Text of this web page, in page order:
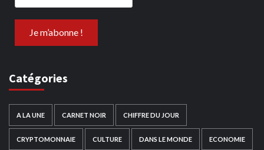
Catégories
A LA UNE CARNET NOIR CHIFFRE DU JOUR
CRYPTOMONNAIE CULTURE DANS LE MONDE ECONOMIE